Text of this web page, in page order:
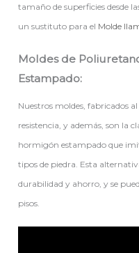
tamaño de superficies desde
un sustituto para el Molde
Moldes de
Estampado:
Nuestros moldes, fabricados
resistencia, y además, son la
hormigón estampado que
tipos de piedra. Esta
durabilidad y ahorro, y se
pisos.